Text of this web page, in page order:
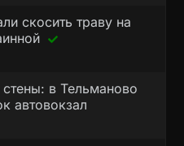
скосить траву на
в Тельманово
автовокзал